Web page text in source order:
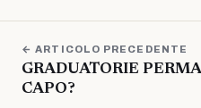
← ARTICOLO PRECEDENTE
GRADUATORIE
CAPO?